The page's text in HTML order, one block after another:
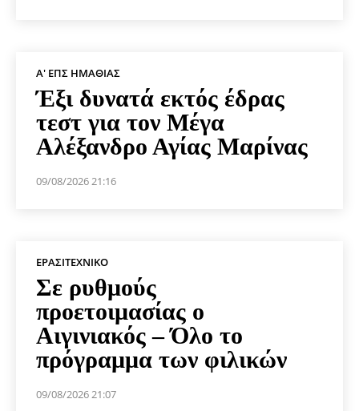
Α' ΕΠΣ ΗΜΑΘΊΑΣ
Έξι δυνατά εκτός έδρας
τεστ για τον Μέγα
Αλέξανδρο Αγίας Μαρίνας
09/08/2026 21:16
ΕΡΑΣΙΤΕΧΝΙΚΟ
Σε ρυθμούς
προετοιμασίας ο
Αιγινιακός – Όλο το
πρόγραμμα των φιλικών
09/08/2026 21:07